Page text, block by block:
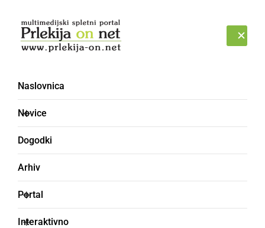
Naslovnica
Novice
Dogodki
Arhiv
Portal
Interaktivno
Stellar Lumens